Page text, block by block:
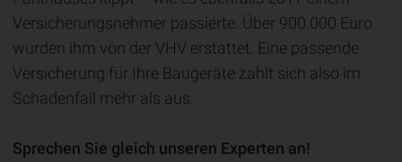
Versicherungsnehmer passierte. Über 900.000 Euro
wurden ihm von der VHV erstattet. Eine passende
Versicherung für Ihre Baugeräte zahlt sich also im
Schadenfall mehr als aus.
Sprechen Sie gleich unseren Experten an!